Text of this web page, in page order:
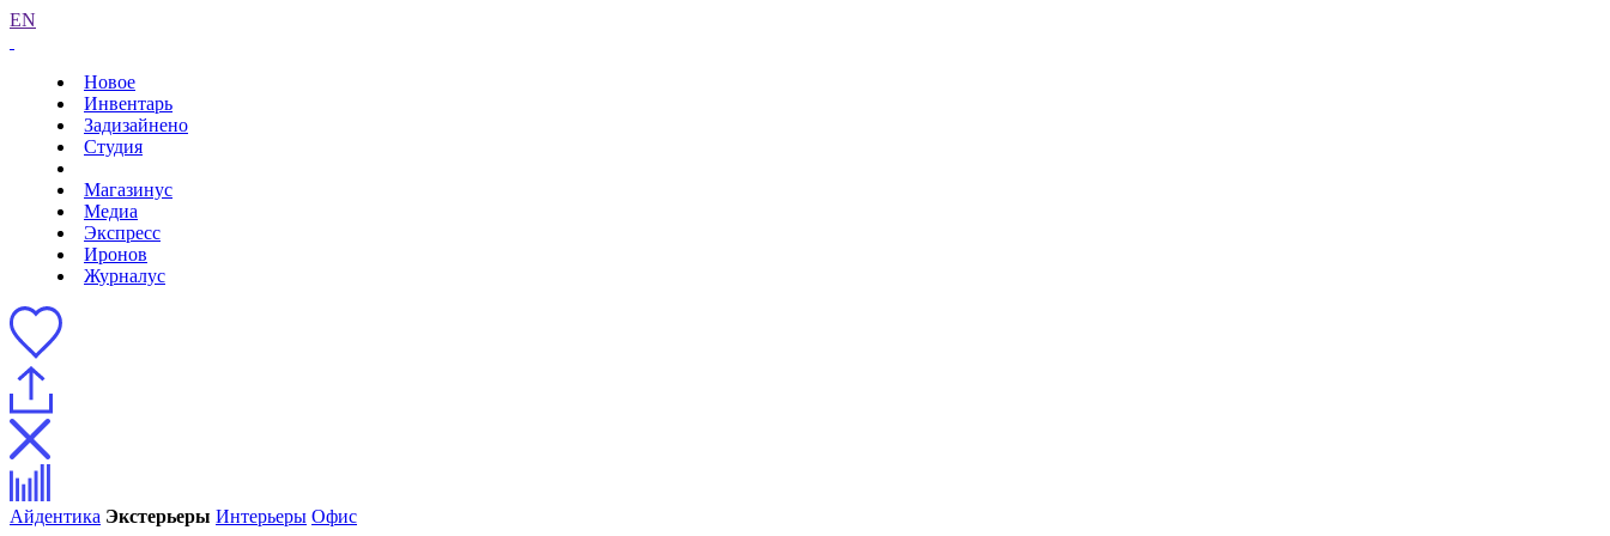
EN
Новое
Инвентарь
Задизайнено
Студия
Магазинус
Медиа
Экспресс
Иронов
Журналус
Айдентика Экстерьеры Интерьеры Офис